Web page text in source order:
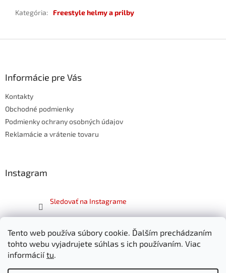
Tento web používa súbory cookie. Ďalším prechádzaním
tohto webu vyjadrujete súhlas s ich používaním. Viac
informáciítu.
Kategória: Freestyle helmy a prilby
Informácie pre Vás
Kontakty
Obchodné podmienky
Podmienky ochrany osobných údajov
Reklamácie a vrátenie tovaru
Instagram
Sledovať na Instagrame
Facebook